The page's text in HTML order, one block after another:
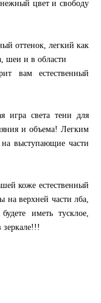
цвет и свободу
оттенок, легкий как
шеи и в области
вам естественный
игра света тени для
и объема! Легким
выступающие части
коже естественный
на верхней части лба,
иметь тусклое,
зеркале!!!